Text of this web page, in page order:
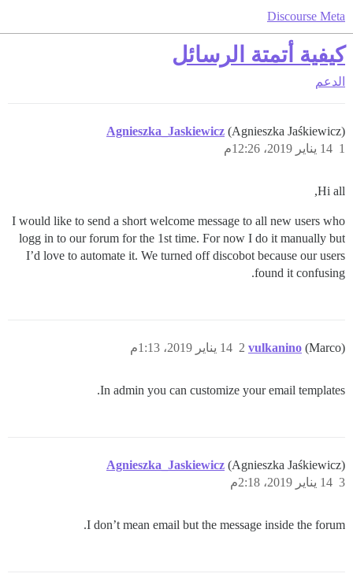
Discourse Meta
كيفية أتمتة الرسائل
الدعم
Agnieszka_Jaskiewicz (Agnieszka Jaśkiewicz)
14 يناير 2019، 12:26م 1
Hi all,
I would like to send a short welcome message to all new users who
logg in to our forum for the 1st time. For now I do it manually but
I’d love to automate it. We turned off discobot because our users
found it confusing.
vulkanino (Marco) 14 يناير 2019، 1:13م 2
In admin you can customize your email templates.
Agnieszka_Jaskiewicz (Agnieszka Jaśkiewicz)
14 يناير 2019، 2:18م 3
I don’t mean email but the message inside the forum.